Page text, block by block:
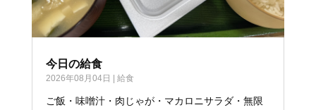
今日の給食
2026年08月04日 | 給食
ご飯・味噌汁・肉じゃが・マカロニサラダ・無限